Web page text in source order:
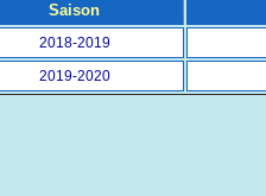
Saison
2018-2019
2019-2020